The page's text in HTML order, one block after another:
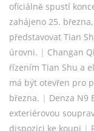
oficiálně spustí
zahájeno 25.
představovat Tian
úrovni. | Changan
řízením Tian Shu a
má být otevřen pro
března. | Denza N9
exteriérovou
dispozici ke koupi |